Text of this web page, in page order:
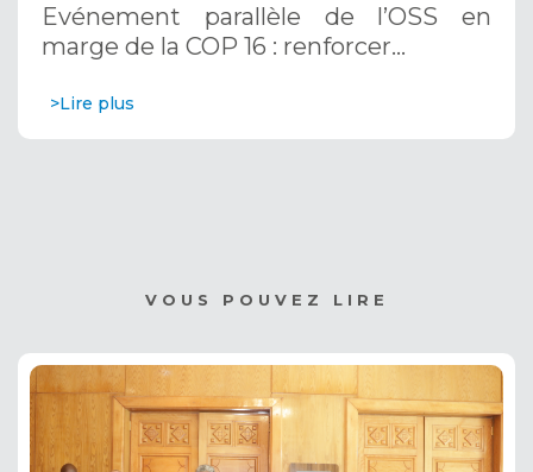
Systèmes d’Alerte Précoce
Multirisques. 12 décembre 2024
Evénement parallèle de l’OSS en
marge de la COP 16 : renforcer…
>Lire plus
VOUS POUVEZ LIRE